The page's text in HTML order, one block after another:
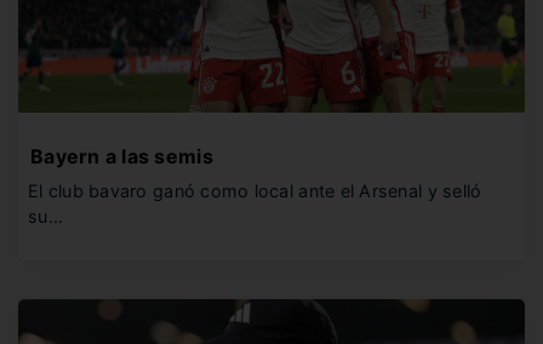
Bayern a las semis
El club bavaro ganó como local ante el Arsenal y selló
su…